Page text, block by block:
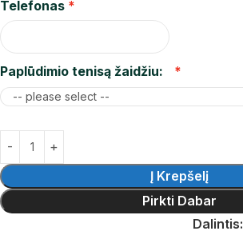
Telefonas
Paplūdimio tenisą žaidžiu:
Į Krepšelį
Pirkti Dabar
Dalintis: